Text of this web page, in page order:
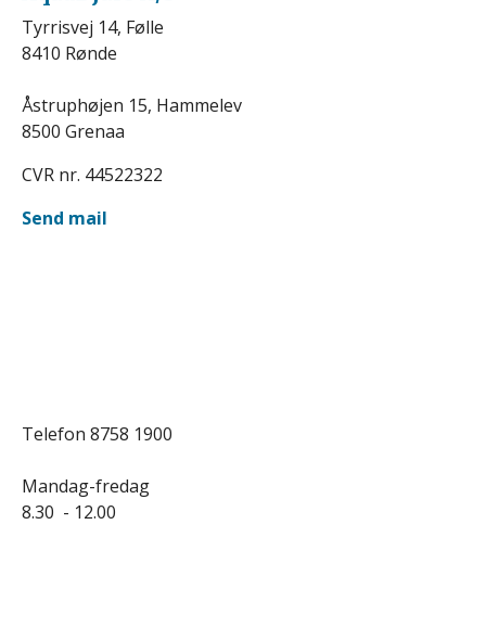
Tyrrisvej 14, Følle
8410 Rønde
Åstruphøjen 15, Hammelev
8500 Grenaa
CVR nr. 44522322
Send mail
Telefon 8758 1900
Mandag-fredag
8.30 - 12.00